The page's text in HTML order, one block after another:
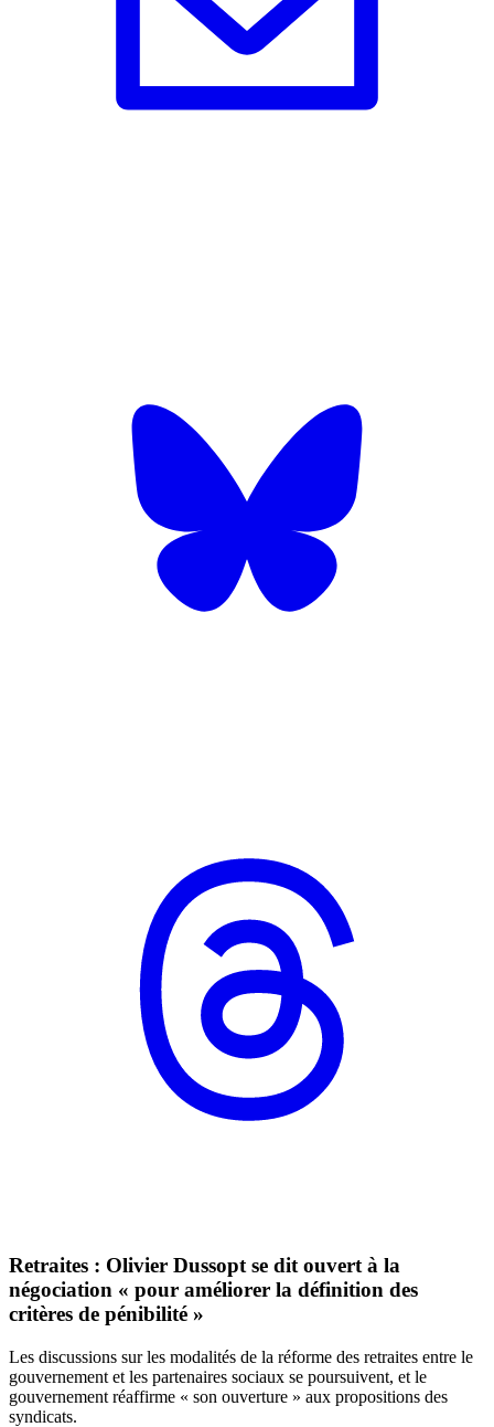
Retraites : Olivier Dussopt se dit ouvert à la
négociation « pour améliorer la définition des
critères de pénibilité »
Les discussions sur les modalités de la réforme des retraites entre le
gouvernement et les partenaires sociaux se poursuivent, et le
gouvernement réaffirme « son ouverture » aux propositions des
syndicats. ​